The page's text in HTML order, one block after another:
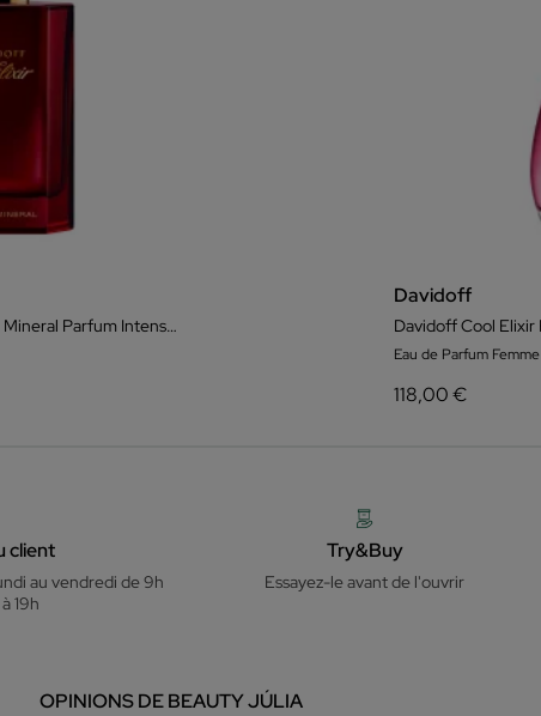
Davidoff Cool Elixir Safran Mineral Parfum Intense pour Homme
Davidoff
Eau de Parfum Femme
118,00 €
client
au vendredi de 9h
19h
Try&Buy
Essayez-le avant de l'ouvrir
OPINIONS DE BEAUTY JÚLIA